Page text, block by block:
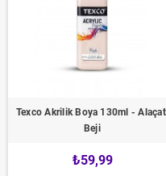
Texco Akrilik Boya 130ml -
Beji
₺59,99